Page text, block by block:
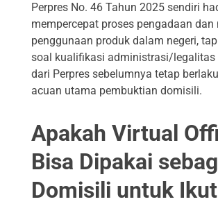
Perpres No. 46 Tahun 2025 sendiri
mempercepat proses pengadaan dan
penggunaan produk dalam negeri,
soal kualifikasi administrasi/legalitas
dari Perpres sebelumnya tetap
acuan utama pembuktian domisili.
Apakah Virtual
Bisa Dipakai
Domisili untuk Ikut